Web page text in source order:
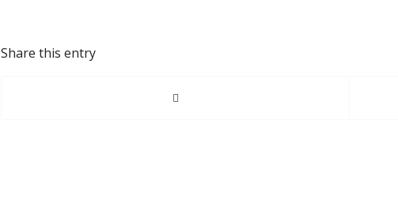
Share this entry